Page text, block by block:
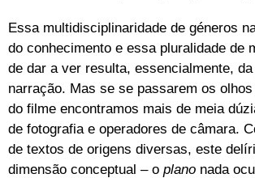
Essa multidisciplinaridade de géneros
do conhecimento e essa pluralidade de
de dar a ver resulta, essencialmente,
narração. Mas se se passarem os
do filme encontramos mais de meia
de fotografia e operadores de câmara.
de textos de origens diversas, este
dimensão conceptual – o plano nada